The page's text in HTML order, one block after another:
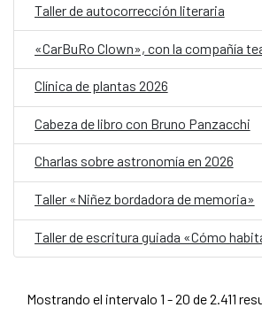
Taller de autocorrección literaria
Clínica de plantas 2026
Cabeza de libro con Bruno Panzacchi
Charlas sobre astronomía en 2026
Taller «Niñez bordadora de memoria»
Mostrando el intervalo 1 - 20 de 2.411